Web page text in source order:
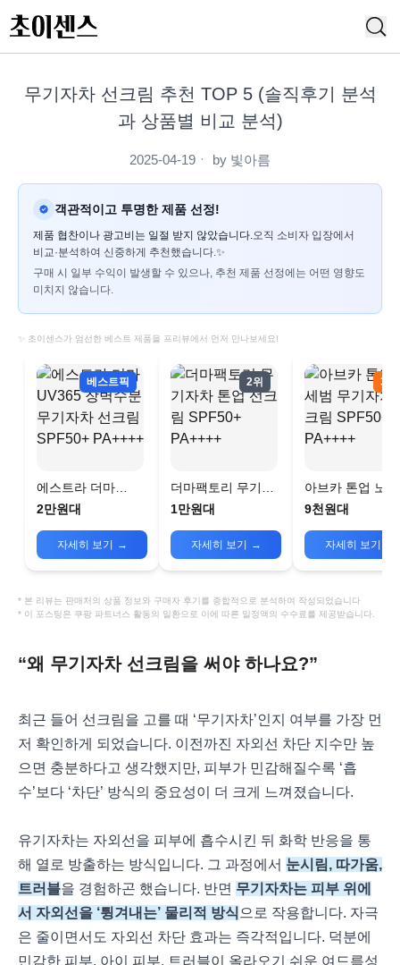
무기자차 선크림 추천 TOP 5 (솔직후기 분석
과 상품별 비교 분석)
2025-04-19 ㆍ by 빛아름
객관적이고 투명한 제품 선정!
제품 협찬이나 광고비는 일절 받지 않았습니다.오직 소비자 입장에서
비교·분석하여 신중하게 추천했습니다.✨
구매 시 일부 수익이 발생할 수 있으나, 추천 제품 선정에는 어떤 영향도
미치지 않습니다.
✨ 초이센스가 엄선한 베스트 제품을 프리뷰에서 먼저 만나보세요!
베스트픽
에스트라 더마
UV365 장벽수분 무
SPF50+ PA++++
2만원대
자세히 보기 →
2위
더마팩토리 무기자
차 톤업 선크림
1만원대
자세히 보기 →
3위
아브카 톤업 노
무기자차 선크림
9천원대
자세히 보기
* 본 리뷰는 판매처의 상품 정보와 구매자 후기를 종합적으로 분석하여 작성되었습니다
* 이 포스팅은 쿠팡 파트너스 활동의 일환으로 이에 따른 일정액의 수수료를 제공받습니다.
“왜 무기자차 선크림을 써야 하나요?”
최근 들어 선크림을 고를 때 ‘무기자차’인지 여부를 가장 먼
저 확인하게 되었습니다. 이전까진 자외선 차단 지수만 높
으면 충분하다고 생각했지만, 피부가 민감해질수록 ‘흡
수’보다 ‘차단’ 방식의 중요성이 더 크게 느껴졌습니다.
유기자차는 자외선을 피부에 흡수시킨 뒤 화학 반응을 통
해 열로 방출하는 방식입니다. 그 과정에서 눈시림, 따가움,
트러블을 경험하곤 했습니다. 반면 무기자차는 피부 위에
서 자외선을 ‘튕겨내는’ 물리적 방식 으로 작용합니다. 자극
은 줄이면서도 자외선 차단 효과는 즉각적입니다. 덕분에
민감한 피부, 아이 피부, 트러블이 올라오기 쉬운 여드름성